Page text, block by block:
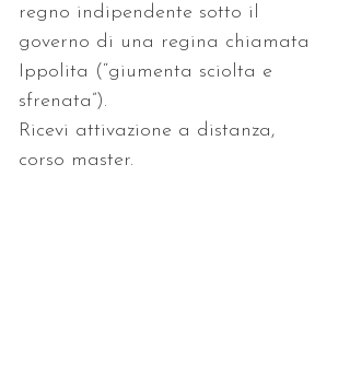
regno indipendente sotto il
governo di una regina chiamata
Ippolita (“giumenta sciolta e
sfrenata”).
Ricevi attivazione a distanza,
corso master.